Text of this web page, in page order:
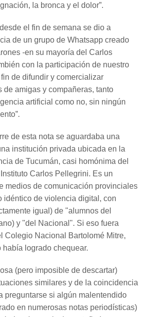
la bronca y el dolor”.
el fin de semana se dio a
de un grupo de Whatsapp creado
-en su mayoría del Carlos
con la participación de nuestro
de difundir y comercializar
de amigas y compañeras, tanto
artificial como no, sin ningún
de esta nota se aguardaba una
institución privada ubicada en la
de Tucumán, casi homónima del
Carlos Pellegrini. Es un
medios de comunicación provinciales
idéntico de violencia digital, con
igual) de "alumnos del
y "del Nacional". Si eso fuera
Colegio Nacional Bartolomé Mitre,
logrado chequear.
(pero imposible de descartar)
similares y de la coincidencia
preguntarse si algún malentendido
en numerosas notas periodísticas)